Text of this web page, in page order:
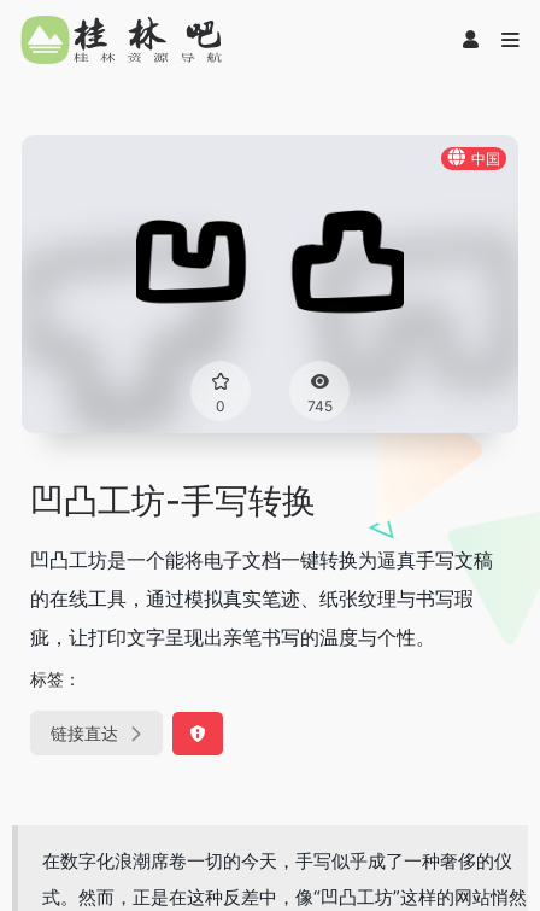
中国
0 745
凹凸工坊-手写转换
凹凸工坊是一个能将电子文档一键转换为逼真手写文稿
的在线工具，通过模拟真实笔迹、纸张纹理与书写瑕
疵，让打印文字呈现出亲笔书写的温度与个性。
标签：
链接直达
在数字化浪潮席卷一切的今天，手写似乎成了一种奢侈的仪
式。然而，正是在这种反差中，像“凹凸工坊”这样的网站悄然